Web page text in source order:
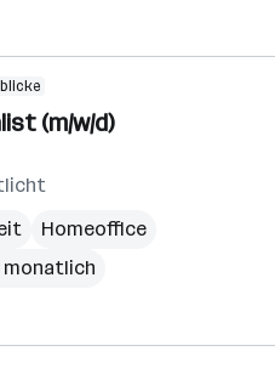
(m/w/d)
Homeoffice
monatlich